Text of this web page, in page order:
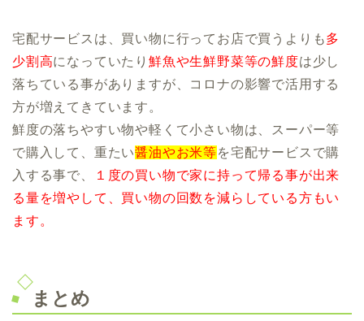
宅配サービスは、買い物に行ってお店で買うよりも多
少割高になっていたり鮮魚や生鮮野菜等の鮮度は少し
落ちている事がありますが、コロナの影響で活用する
方が増えてきています。
鮮度の落ちやすい物や軽くて小さい物は、スーパー等
で購入して、重たい醤油やお米等を宅配サービスで購
入する事で、
１度の買い物で家に持って帰る事が出来
る量を増やして、買い物の回数を減らしている方もい
ます。
まとめ